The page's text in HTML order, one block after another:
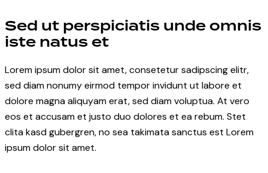
Sed ut perspiciatis unde omnis
iste natus et
Lorem ipsum dolor sit amet, consetetur sadipscing elitr,
sed diam nonumy eirmod tempor invidunt ut labore et
dolore magna aliquyam erat, sed diam voluptua. At vero
eos et accusam et justo duo dolores et ea rebum. Stet
clita kasd gubergren, no sea takimata sanctus est Lorem
ipsum dolor sit amet.